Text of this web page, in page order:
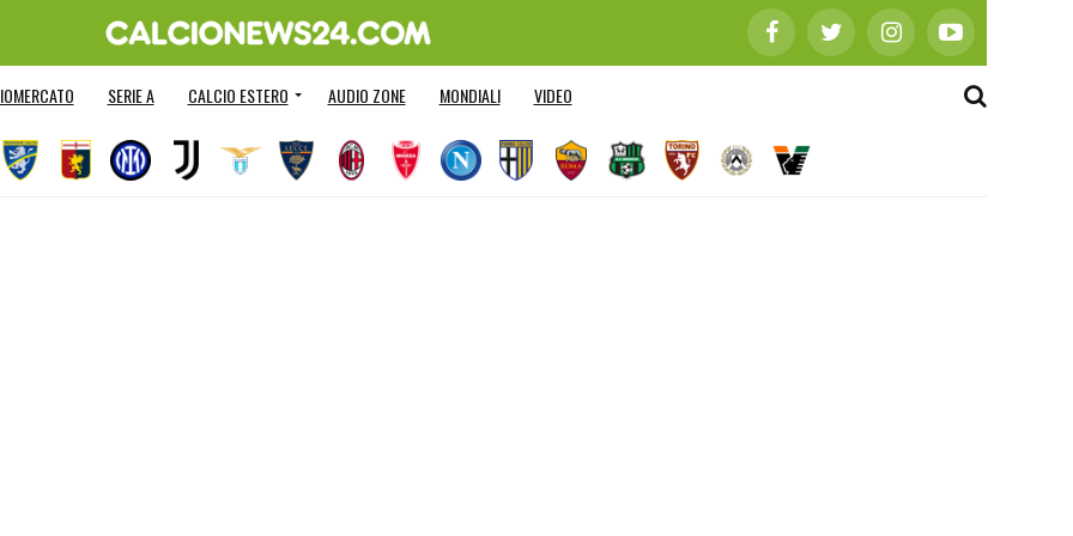
SERIE A CALCIO ESTERO AUDIO ZONE MONDIALI VIDEO